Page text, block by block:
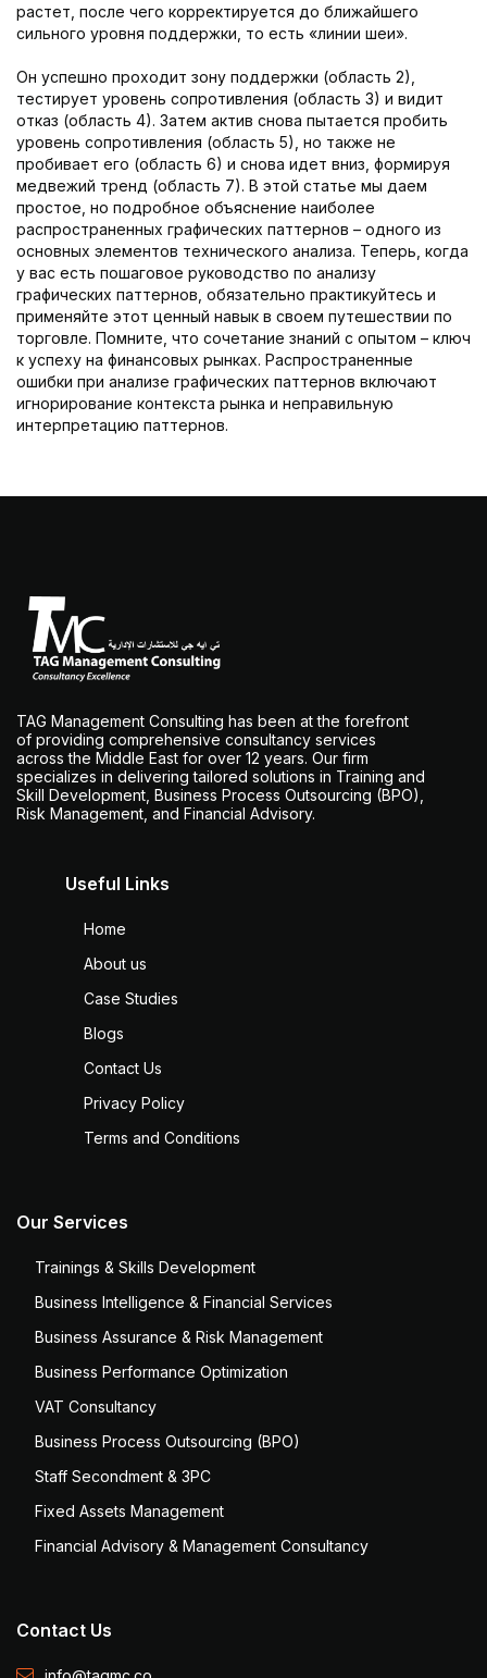
растет, после чего корректируется до ближайшего
сильного уровня поддержки, то есть «линии шеи».
Он успешно проходит зону поддержки (область 2),
тестирует уровень сопротивления (область 3) и видит
отказ (область 4). Затем актив снова пытается пробить
уровень сопротивления (область 5), но также не
пробивает его (область 6) и снова идет вниз, формируя
медвежий тренд (область 7). В этой статье мы даем
простое, но подробное объяснение наиболее
распространенных графических паттернов – одного из
основных элементов технического анализа. Теперь, когда
у вас есть пошаговое руководство по анализу
графических паттернов, обязательно практикуйтесь и
применяйте этот ценный навык в своем путешествии по
торговле. Помните, что сочетание знаний с опытом – ключ
к успеху на финансовых рынках. Распространенные
ошибки при анализе графических паттернов включают
игнорирование контекста рынка и неправильную
интерпретацию паттернов.
TAG Management Consulting has been at the forefront
of providing comprehensive consultancy services
across the Middle East for over 12 years. Our firm
specializes in delivering tailored solutions in Training and
Skill Development, Business Process Outsourcing (BPO),
Risk Management, and Financial Advisory.
Useful Links
Home
About us
Case Studies
Blogs
Contact Us
Privacy Policy
Terms and Conditions
Our Services
Trainings & Skills Development
Business Intelligence & Financial Services
Business Assurance & Risk Management
Business Performance Optimization
VAT Consultancy
Business Process Outsourcing (BPO)
Staff Secondment & 3PC
Fixed Assets Management
Financial Advisory & Management Consultancy
Contact Us